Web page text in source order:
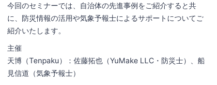
今回のセミナーでは、自治体の先進事例をご紹介すると共
に、防災情報の活用や気象予報士によるサポートについてご
紹介いたします。
主催
天博（Tenpaku）：佐藤拓也（YuMake LLC・防災士）、船
見信道（気象予報士）